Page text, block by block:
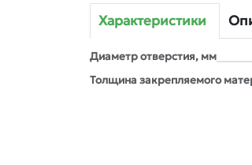
Характеристики
Диаметр отверстия, мм
Толщина закрепляемого